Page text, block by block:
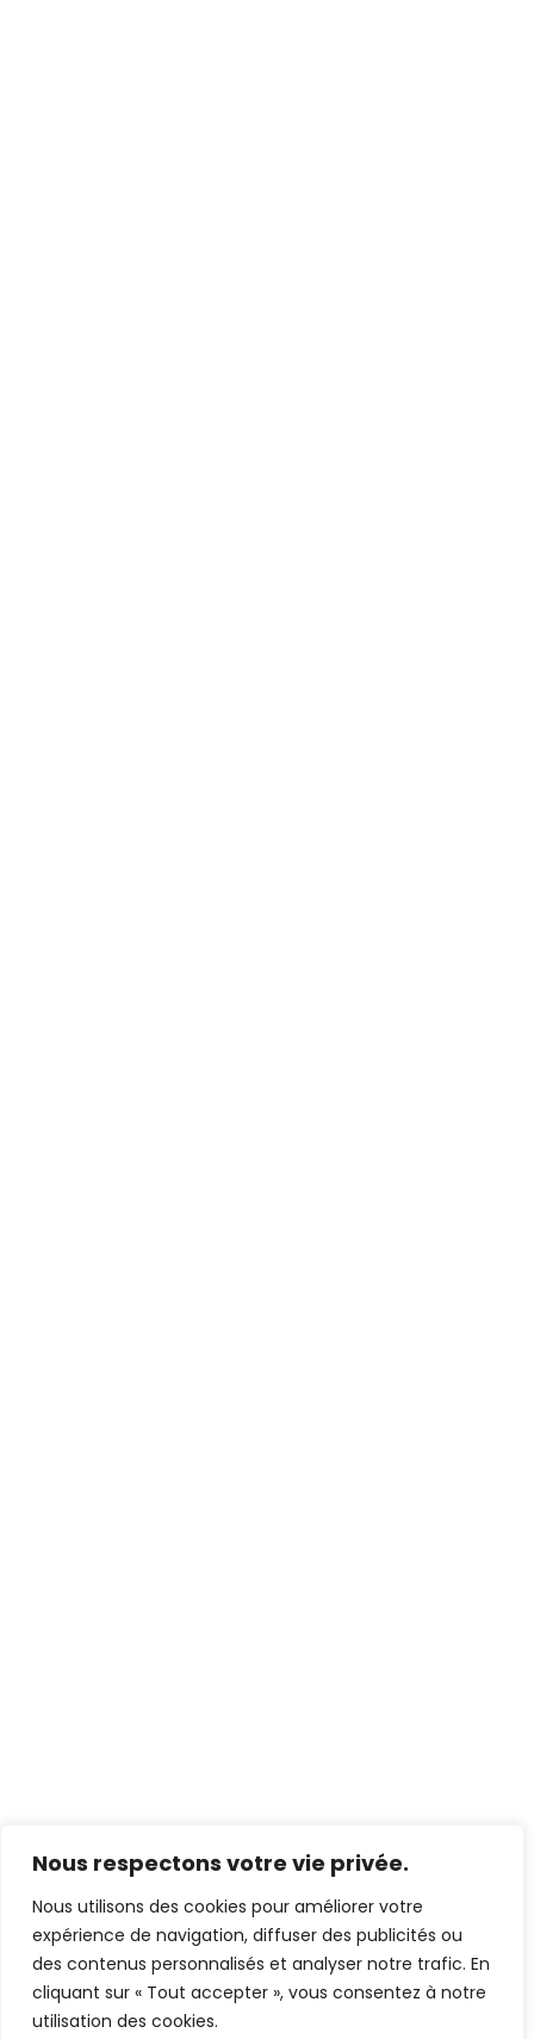
Nous respectons votre vie privée.
Nous utilisons des cookies pour améliorer votre
expérience de navigation, diffuser des publicités ou
des contenus personnalisés et analyser notre trafic. En
cliquant sur « Tout accepter », vous consentez à notre
utilisation des cookies.